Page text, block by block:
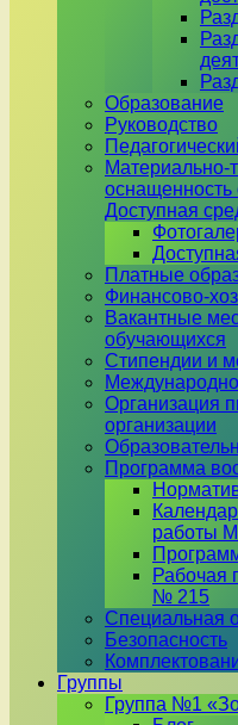
Образование
Руководство
Материально-
оснащенность
Доступная
Платные
Финансово-
Вакантные
обучающихся
Стипендии и
Организация
организации
Программа
работы
Рабочая
№ 215
Специальная
Безопасность
Группы
Группа №1